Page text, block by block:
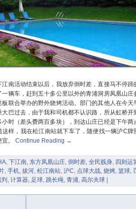
活动结束以后，我放弃倒时差，直接马不停蹄
一辆车，赶到五十多公里以外的青浦洞房凤凰山庄
板联合举办的野外烧烤活动。部门的其他人在今天
大巴过去，由于我和司机都不认识路，所从虹桥开
小时（差头费两百多块），到达山庄已经是下午两
这样，我在松江南站就下车了，随便找一辆沪C牌
。
Continue Reading →
,下江南, 东方凤凰山庄,倒时差,全民贱身, 四则运
,手机,拔河,松江南站,沪C, 点球大战,烧烤,篮球,
,计算器, 足球,跳长绳,青浦,高尔夫球